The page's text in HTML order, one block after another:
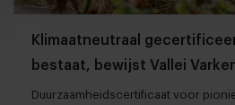
Klimaatneutraal
bestaat, bewijst Vallei
Duurzaamheidscertificaat voor